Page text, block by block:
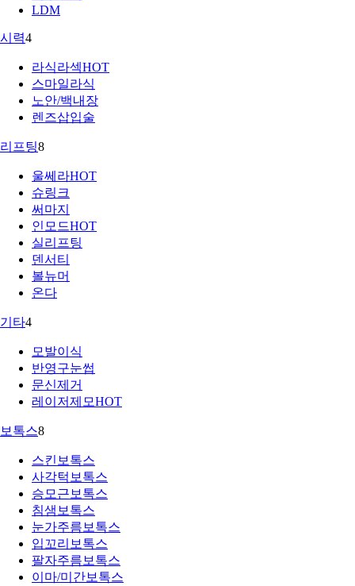
LDM
시력4
라식라섹HOT
스마일라식
노안/백내장
렌즈삽입술
리프팅8
울쎄라HOT
슈링크
써마지
인모드HOT
실리프팅
덴서티
볼뉴머
온다
기타4
모발이식
반영구눈썹
문신제거
레이저제모HOT
보톡스8
스킨보톡스
사각턱보톡스
승모근보톡스
침샘보톡스
눈가주름보톡스
입꼬리보톡스
팔자주름보톡스
이마/미간보톡스